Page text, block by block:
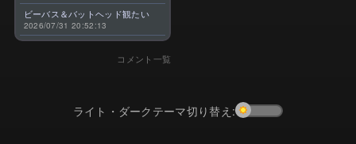
ビーバス＆バットヘッド観たい
2026/07/31 20:52:13
コメント一覧
ライト・ダークテーマ切り替え: